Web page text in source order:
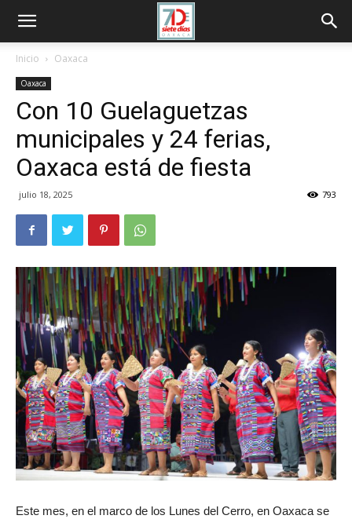
Inicio Oaxaca
Oaxaca
Con 10 Guelaguetzas
municipales y 24 ferias,
Oaxaca está de fiesta
julio 18, 2025 793
Este mes, en el marco de los Lunes del Cerro, en Oaxaca se